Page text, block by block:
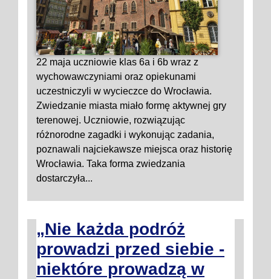
22 maja uczniowie klas 6a i 6b wraz z
wychowawczyniami oraz opiekunami
uczestniczyli w wycieczce do Wrocławia.
Zwiedzanie miasta miało formę aktywnej gry
terenowej. Uczniowie, rozwiązując
różnorodne zagadki i wykonując zadania,
poznawali najciekawsze miejsca oraz historię
Wrocławia. Taka forma zwiedzania
dostarczyła...
„Nie każda podróż
prowadzi przed siebie -
niektóre prowadzą w